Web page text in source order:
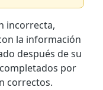
incorrecta,
la información
después de su
por
correctos.